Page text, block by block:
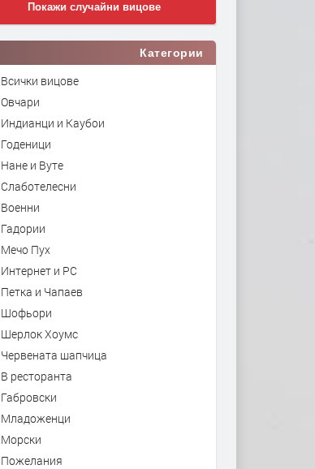
Покажи случайни вицове
Категории
Всички вицове
Овчари
Индианци и Каубои
Годеници
Нане и Вуте
Слаботелесни
Военни
Гадории
Мечо Пух
Интернет и PC
Петка и Чапаев
Шофьори
Шерлок Хоумс
Червената шапчица
В ресторанта
Габровски
Младоженци
Морски
Пожелания